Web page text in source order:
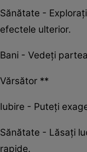
Sănătate -
efectele ulterior.
Bani - Vedeți
Vărsător **
Iubire - Puteți
Sănătate - Lăsați
rapide.